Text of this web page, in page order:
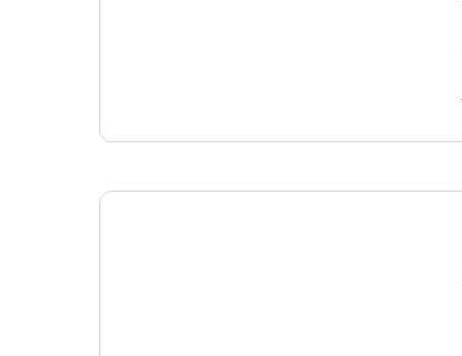
Zum Artikel: Gartenarbeit rund um